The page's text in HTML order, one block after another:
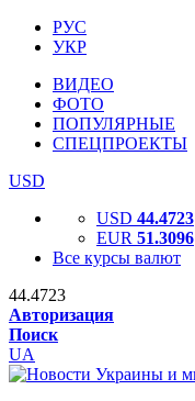
РУС
УКР
ВИДЕО
ФОТО
ПОПУЛЯРНЫЕ
СПЕЦПРОЕКТЫ
USD
USD 44.4723
EUR 51.3096
Все курсы валют
44.4723
Авторизация
Поиск
UA